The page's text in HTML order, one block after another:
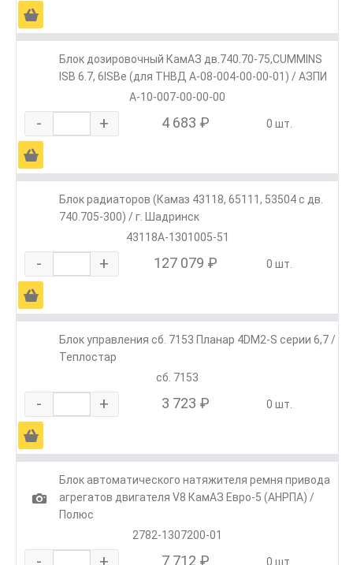
Ä
Блок дозировочный КамАЗ дв.740.70-75,CUMMINS
ISB 6.7, 6ISBe (для ТНВД А-08-004-00-00-01) / АЗПИ
А-10-007-00-00-00
- + 4 683 ₽ 0 шт.
Ä
Блок радиаторов (Камаз 43118, 65111, 53504 с дв.
740.705-300) / г. Шадринск
43118А-1301005-51
- + 127 079 ₽ 0 шт.
Ä
Блок управления сб. 7153 Планар 4DM2-S серии 6,7 /
Теплостар
сб. 7153
- + 3 723 ₽ 0 шт.
Ä
1
Блок автоматического натяжителя ремня привода
агрегатов двигателя V8 КамАЗ Евро-5 (АНРПА) /
Полюс
2782-1307200-01
- + 7 712 ₽ 0 шт.